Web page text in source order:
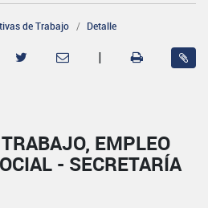
de Trabajo Detalle
|
EMPLEO
- SECRETARÍA